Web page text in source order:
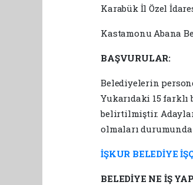
Karabük İl Özel
Kastamonu Abana
BAŞVURULAR:
Belediyelerin
Yukarıdaki 15
belirtilmiştir.
olmaları
İŞKUR BELEDİYE
BELEDİYE NE İŞ